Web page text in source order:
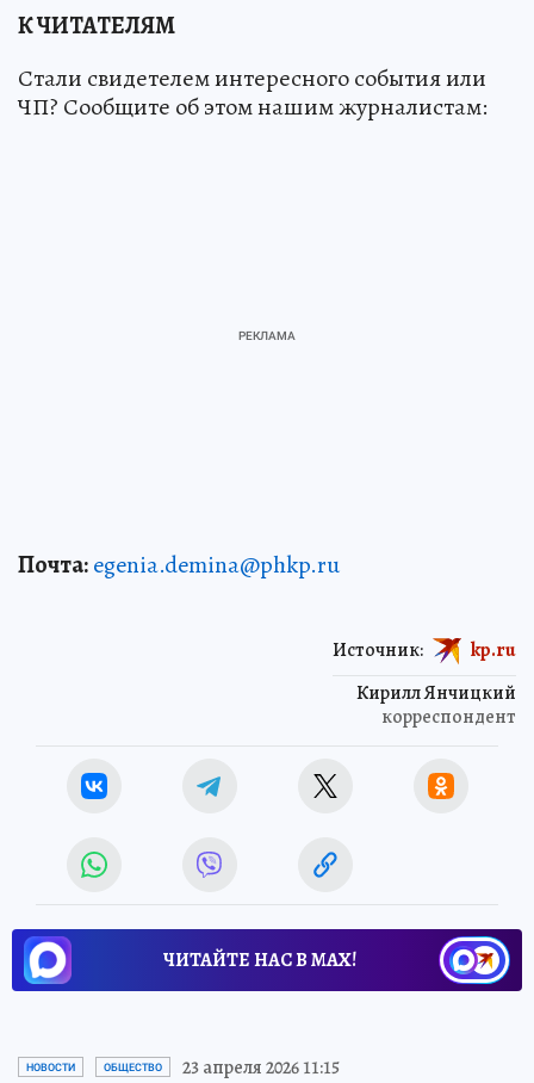
К ЧИТАТЕЛЯМ
Стали свидетелем интересного события или
ЧП? Сообщите об этом нашим журналистам:
Почта:egenia.demina@phkp.ru
Кирилл Янчицкий
корреспондент
Источник: kp.ru
ЧИТАЙТЕ НАС В МАХ!
НОВОСТИ ОБЩЕСТВО 23 апреля 2026 11:15